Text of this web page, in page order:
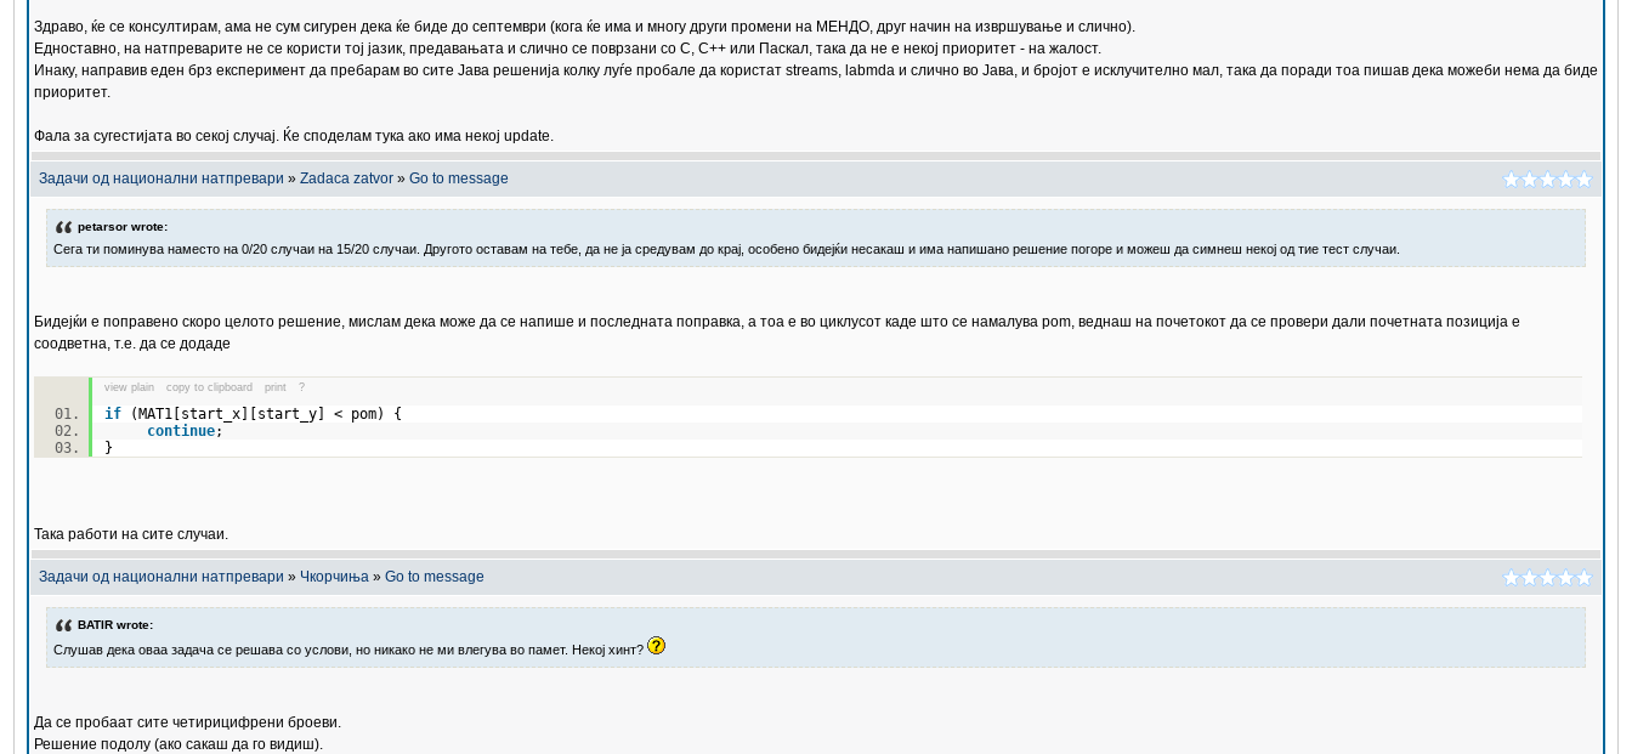
Здраво, ќе се консултирам, ама не сум сигурен дека ќе биде до септември (кога ќе има и многу други промени на МЕНДО, друг начин на извршување и слично).
Едноставно, на натпреварите не се користи тој јазик, предавањата и слично се поврзани со C, C++ или Паскал, така да не е некој приоритет - на жалост.
Инаку, направив еден брз експеримент да пребарам во сите Јава решенија колку луѓе пробале да користат streams, labmda и слично во Јава, и бројот е исклучително мал, така да поради тоа пишав дека можеби нема да биде
приоритет.
Фала за сугестијата во секој случај. Ќе споделам тука ако има некој update.
Задачи од национални натпревари » Zadaca zatvor » Go to message
petarsor wrote:
Сега ти поминува наместо на 0/20 случаи на 15/20 случаи. Другото оставам на тебе, да не ја средувам до крај, особено бидејќи несакаш и има напишано решение погоре и можеш да симнеш некој од тие тест случаи.
Бидејќи е поправено скоро целото решение, мислам дека може да се напише и последната поправка, а тоа е во циклусот каде што се намалува pom, веднаш на почетокот да се провери дали почетната позиција е
соодветна, т.е. да се додаде
view plain copy to clipboard print ?
if (MAT1[start_x][start_y] < pom) {
continue;
}
Така работи на сите случаи.
Задачи од национални натпревари » Чкорчиња » Go to message
BATIR wrote:
Слушав дека оваа задача се решава со услови, но никако не ми влегува во памет. Некој хинт?
Да се пробаат сите четирицифрени броеви.
Решение подолу (ако сакаш да го видиш).